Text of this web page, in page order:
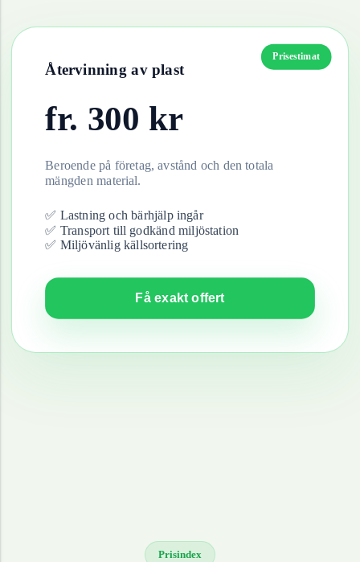
Prisestimat
Återvinning av plast
fr. 300 kr
Beroende på företag, avstånd och den totala
mängden material.
✅ Lastning och bärhjälp ingår
✅ Transport till godkänd miljöstation
✅ Miljövänlig källsortering
Få exakt offert
Prisindex